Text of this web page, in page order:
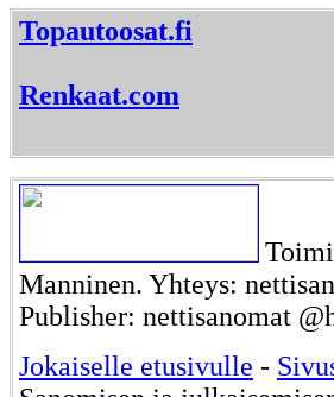
Topautoosat.fi
Renkaat.com
Manninen. Yhteys:
Publisher: nettisanomat
Jokaiselle etusivulle -